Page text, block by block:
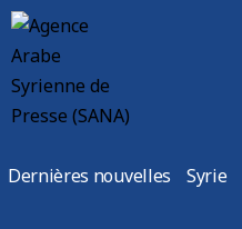
Dernières nouvelles Syrie